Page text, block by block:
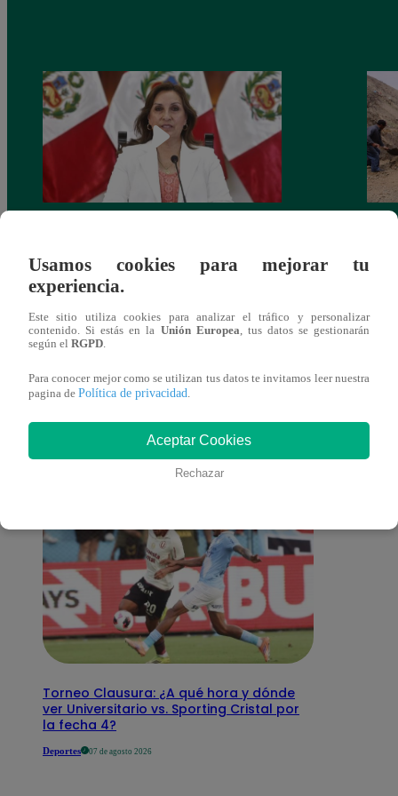
salario presidencial se aplique desde 2026
También te puede
interesar
Torneo Clausura: ¿A qué hora y dónde
ver Universitario vs. Sporting Cristal por
la fecha 4?
Deportes 07 de agosto 2026
Usamos cookies para mejorar tu
experiencia.
Este sitio utiliza cookies para analizar el tráfico y personalizar
contenido. Si estás en la Unión Europea, tus datos se gestionarán
según el RGPD.
Para conocer mejor como se utilizan tus datos te invitamos leer nuestra
pagina de Política de privacidad.
Aceptar Cookies
Rechazar